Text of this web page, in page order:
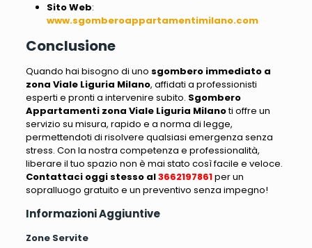
SitoWeb:
www.sgomberoappartamentimilano.com
Conclusione
Quando hai bisogno di uno sgombero immediato a
zona Viale Liguria Milano, affidati a professionisti
esperti e pronti a intervenire subito. Sgombero
Appartamenti zona Viale Liguria Milanoti offre un
servizio su misura, rapido e a norma di legge,
permettendoti di risolvere qualsiasi emergenza senza
stress. Con la nostra competenza e professionalità,
liberare il tuo spazio non è mai stato così facile e veloce.
Contattaci oggi stesso al3662197861per un
sopralluogo gratuito e un preventivo senza impegno!
Informazioni Aggiuntive
Zone Servite